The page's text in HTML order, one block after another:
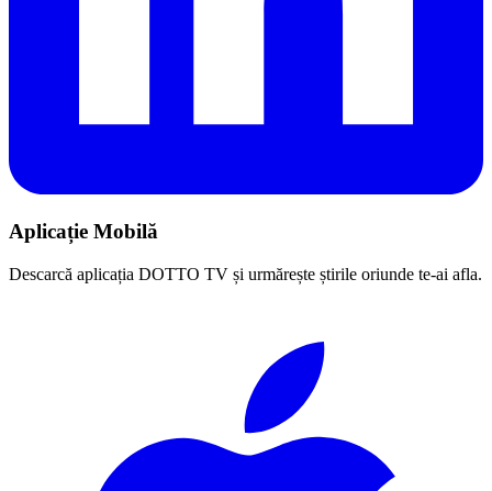
Aplicație Mobilă
Descarcă aplicația DOTTO TV și urmărește știrile oriunde te-ai afla.